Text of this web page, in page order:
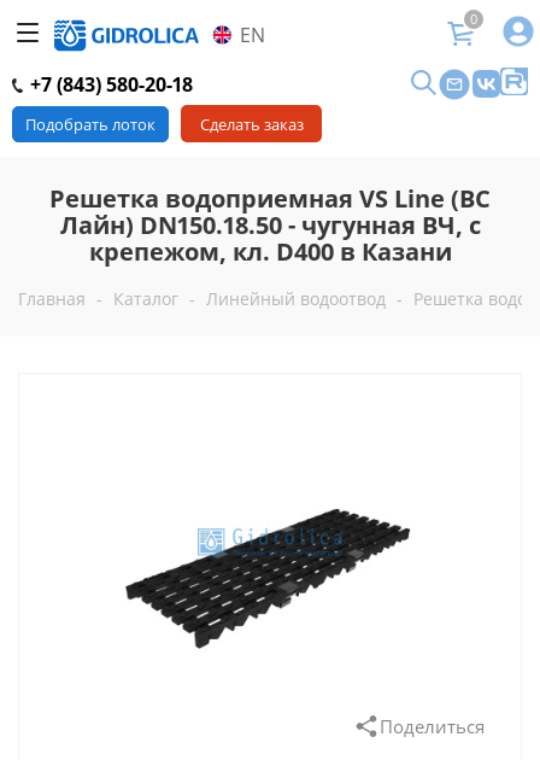
EN
0
+7 (843) 580-20-18
Подобрать лоток Сделать заказ
Решетка водоприемная VS Line (ВС
Лайн) DN150.18.50 - чугунная ВЧ, с
крепежом, кл. D400 в Казани
Главная - Каталог - Линейный водоотвод - Решетка
Поделиться